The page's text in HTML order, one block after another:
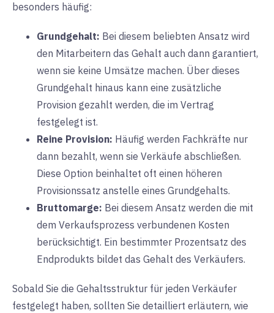
besonders häufig:
Grundgehalt: Bei diesem beliebten Ansatz wird
den Mitarbeitern das Gehalt auch dann garantiert,
wenn sie keine Umsätze machen. Über dieses
Grundgehalt hinaus kann eine zusätzliche
Provision gezahlt werden, die im Vertrag
festgelegt ist.
Reine Provision: Häufig werden Fachkräfte nur
dann bezahlt, wenn sie Verkäufe abschließen.
Diese Option beinhaltet oft einen höheren
Provisionssatz anstelle eines Grundgehalts.
Bruttomarge: Bei diesem Ansatz werden die mit
dem Verkaufsprozess verbundenen Kosten
berücksichtigt. Ein bestimmter Prozentsatz des
Endprodukts bildet das Gehalt des Verkäufers.
Sobald Sie die Gehaltsstruktur für jeden Verkäufer
festgelegt haben, sollten Sie detailliert erläutern, wie